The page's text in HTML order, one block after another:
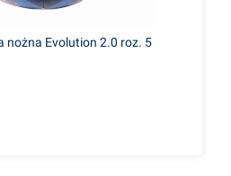
nożna Evolution 2.0 roz. 5